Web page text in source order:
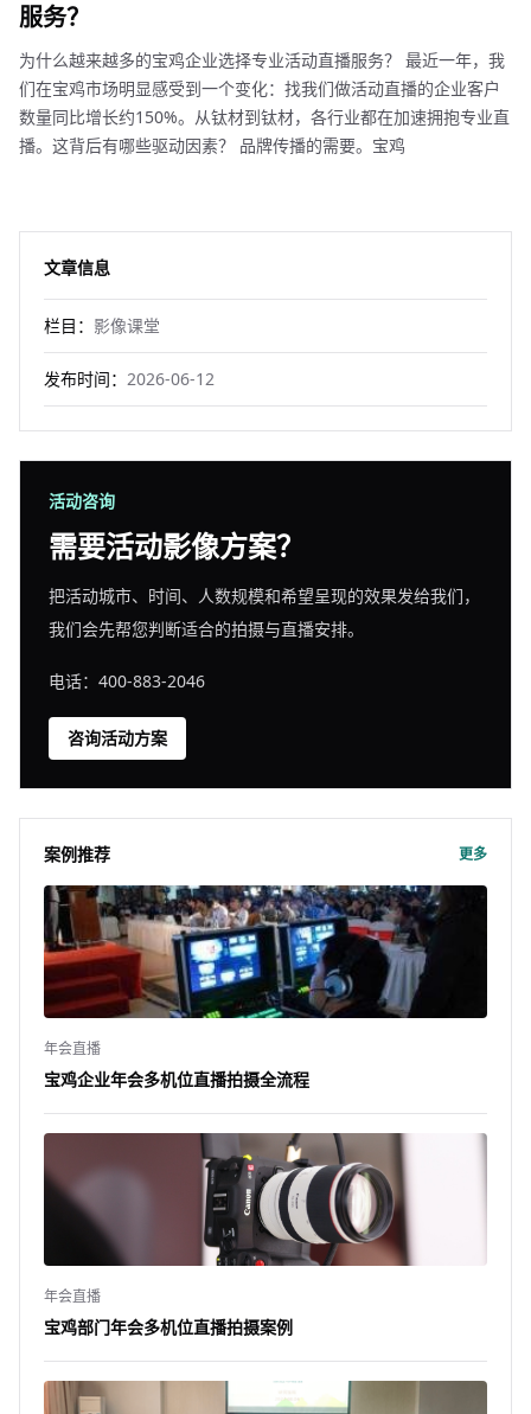
服务？
为什么越来越多的宝鸡企业选择专业活动直播服务？ 最近一年，我
们在宝鸡市场明显感受到一个变化：找我们做活动直播的企业客户
数量同比增长约150%。从钛材到钛材，各行业都在加速拥抱专业直
播。这背后有哪些驱动因素？ 品牌传播的需要。宝鸡
文章信息
栏目： 影像课堂
发布时间： 2026-06-12
活动咨询
需要活动影像方案？
把活动城市、时间、人数规模和希望呈现的效果发给我们，
我们会先帮您判断适合的拍摄与直播安排。
电话：400-883-2046
咨询活动方案
案例推荐 更多
年会直播
宝鸡企业年会多机位直播拍摄全流程
年会直播
宝鸡部门年会多机位直播拍摄案例